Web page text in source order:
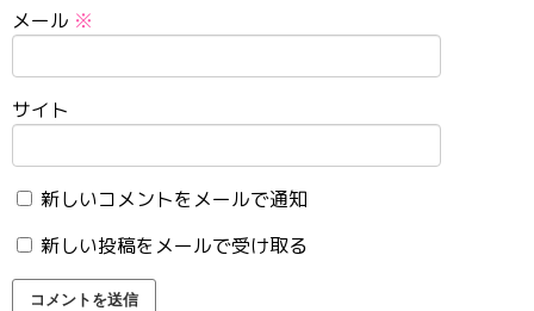
メール ※
サイト
新しいコメントをメールで通知
新しい投稿をメールで受け取る